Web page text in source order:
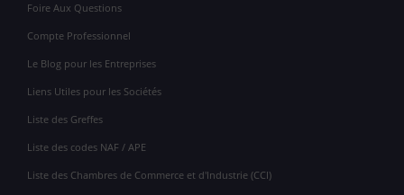
Foire Aux Questions
Compte Professionnel
Le Blog pour les Entreprises
Liens Utiles pour les Sociétés
Liste des Greffes
Liste des codes NAF / APE
Liste des Chambres de Commerce et d'Industrie (CCI)